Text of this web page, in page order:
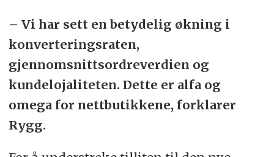
– Vi har sett en betydelig økning i
konverteringsraten,
gjennomsnittsordreverdien og
kundelojaliteten. Dette er alfa og
omega for nettbutikkene, forklarer
Rygg.